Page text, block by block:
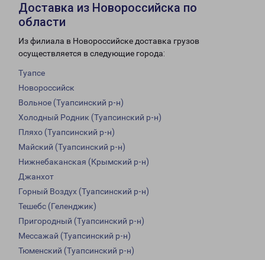
Доставка из Новороссийска по
области
Из филиала в Новороссийске доставка грузов
осуществляется в следующие города:
Туапсе
Новороссийск
Вольное (Туапсинский р-н)
Холодный Родник (Туапсинский р-н)
Пляхо (Туапсинский р-н)
Майский (Туапсинский р-н)
Нижнебаканская (Крымский р-н)
Джанхот
Горный Воздух (Туапсинский р-н)
Тешебс (Геленджик)
Пригородный (Туапсинский р-н)
Мессажай (Туапсинский р-н)
Тюменский (Туапсинский р-н)